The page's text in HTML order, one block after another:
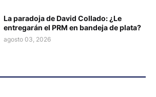
La paradoja de David Collado: ¿Le
entregarán el PRM en bandeja de plata?
agosto 03, 2026